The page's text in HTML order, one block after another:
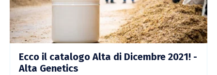
Ecco il catalogo Alta di Dicembre 2021! -
Alta Genetics